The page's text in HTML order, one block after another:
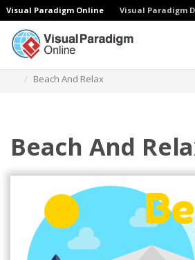
Visual Paradigm Online Visual Paradigm
Beach And Relax
Beach And